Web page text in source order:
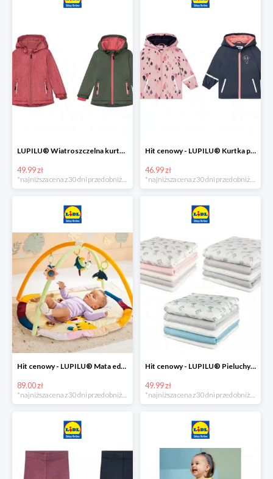
LUPILU® Wiatroszczelna kurtka dziecięca softshell, 1 sztuka
49.99 zł
Hit cenowy - LUPILU® Kurtka przeciwdeszczowa dziewczęca, 1 sztuka
46.99 zł
Hit cenowy - LUPILU® Mata edukacyjna dla niemowląt, 1 sztuka
89.00 zł
*najniższa cena z 30 dni przed obniżką
Hit cenowy - LUPILU® Pieluchy tetrowe 80x80 cm, z biobawełny, 5 sztuk
49.99 zł
*najniższa cena z 30 dni przed obniżką